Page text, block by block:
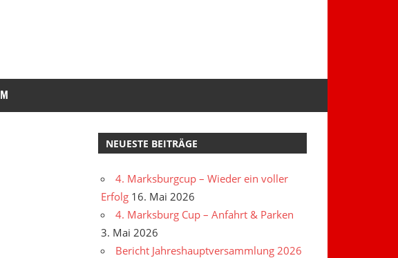
NEUESTE BEITRÄGE
4. Marksburgcup – Wieder ein voller
Erfolg 16. Mai 2026
4. Marksburg Cup – Anfahrt & Parken
3. Mai 2026
Bericht Jahreshauptversammlung 2026